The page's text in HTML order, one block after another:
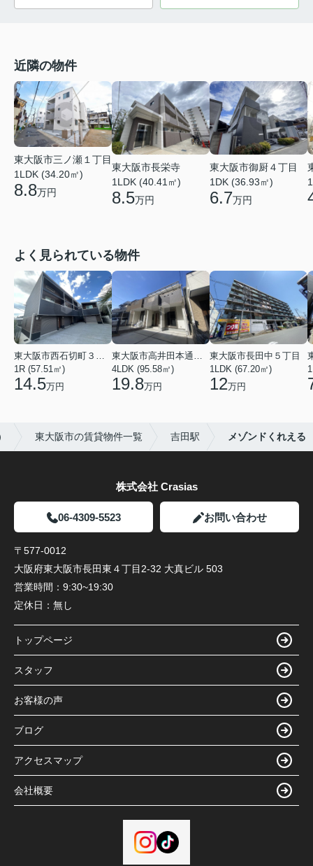
近隣の物件
東大阪市三ノ瀬１丁目
1LDK (34.20㎡)
8.8万円
東大阪市長栄寺
1LDK (40.41㎡)
8.5万円
東大阪市御厨４丁目
1DK (36.93㎡)
6.7万円
よく見られている物件
東大阪市西石切町３丁目
1R (57.51㎡)
14.5万円
東大阪市高井田本通２丁目
4LDK (95.58㎡)
19.8万円
東大阪市長田中５丁目
1LDK (67.20㎡)
12万円
東大阪市の賃貸物件一覧 吉田駅 メゾンドくれえる
株式会社 Crasias
06-4309-5523 お問い合わせ
〒577-0012
大阪府東大阪市長田東４丁目2-32 大真ビル 503
営業時間： 9:30~19:30
定休日： 無し
トップページ
スタッフ
お客様の声
ブログ
アクセスマップ
会社概要